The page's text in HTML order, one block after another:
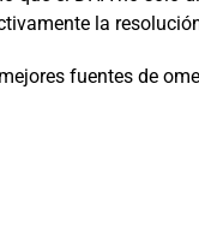
la
fuentes de